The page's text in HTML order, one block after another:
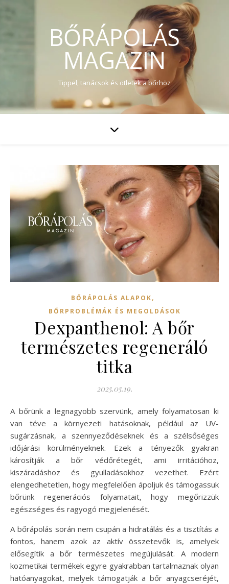
BŐRÁPOLÁS
MAGAZIN
Tippel, tanácsok és ötletek a bőrhöz
BŐRÁPOLÁS ALAPOK,
BŐRPROBLÉMÁK ÉS MEGOLDÁSOK
Dexpanthenol: A bőr
természetes regeneráló
titka
2025.05.19.
A bőrünk a legnagyobb szervünk, amely folyamatosan ki
van téve a környezeti hatásoknak, például az UV-
sugárzásnak, a szennyeződéseknek és a szélsőséges
időjárási körülményeknek. Ezek a tényezők gyakran
károsítják a bőr védőrétegét, ami irritációhoz,
kiszáradáshoz és gyulladásokhoz vezethet. Ezért
elengedhetetlen, hogy megfelelően ápoljuk és támogassuk
bőrünk regenerációs folyamatait, hogy megőrizzük
egészséges és ragyogó megjelenését.
A bőrápolás során nem csupán a hidratálás és a tisztítás a
fontos, hanem azok az aktív összetevők is, amelyek
elősegítik a bőr természetes megújulását. A modern
kozmetikai termékek egyre gyakrabban tartalmaznak olyan
hatóanyagokat, melyek támogatják a bőr anyagcseréjét,